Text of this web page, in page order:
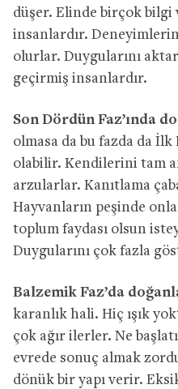
düşer. Elinde birçok bilgi
insanlardır.
olurlar. Duygularını
geçirmiş insanlardır.
Son Dördün Faz’ında
olmasa da bu fazda da
olabilir. Kendilerini tam
arzularlar. Kanıtlama
Hayvanların peşinde
toplum faydası olsun
Duygularını çok fazla
Balzemik Faz’da
karanlık hali. Hiç ışık
çok ağır ilerler. Ne
evrede sonuç almak
dönük bir yapı verir.